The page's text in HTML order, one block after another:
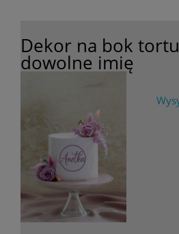
Dekor na bok
dowolne imię